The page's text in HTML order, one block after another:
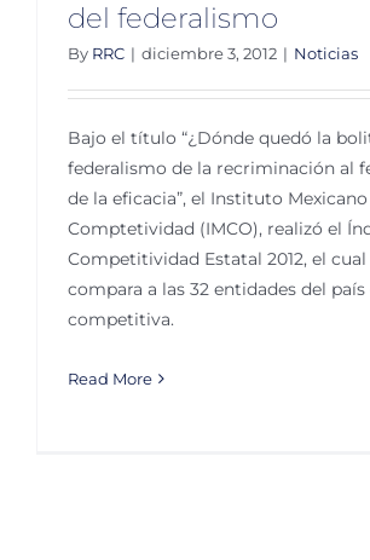
del federalismo
By RRC | diciembre 3, 2012 | Noticias
Bajo el título “¿Dónde quedó la
federalismo de la recriminación al
de la eficacia”, el Instituto Mexicano
Comptetividad (IMCO), realizó el
Competitividad Estatal 2012, el
compara a las 32 entidades del
competitiva.
Read More